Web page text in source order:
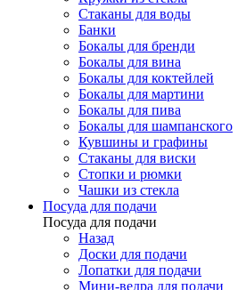
Стаканы для воды
Банки
Бокалы для бренди
Бокалы для вина
Бокалы для коктейлей
Бокалы для мартини
Бокалы для пива
Бокалы для шампанского
Кувшины и графины
Стаканы для виски
Стопки и рюмки
Чашки из стекла
Посуда для подачи
Посуда для подачи
Назад
Доски для подачи
Лопатки для подачи
Мини-ведра для подачи